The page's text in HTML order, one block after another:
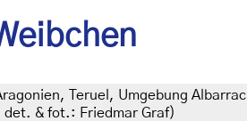
Teruel, Umgebung
det. & fot.: Friedmar Graf)